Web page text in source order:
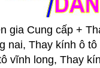
gia Cung cấp +
nai, Thay kính ô
vĩnh long, Thay